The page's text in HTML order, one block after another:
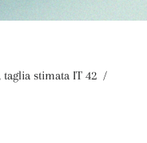
taglia stimata IT 42 /